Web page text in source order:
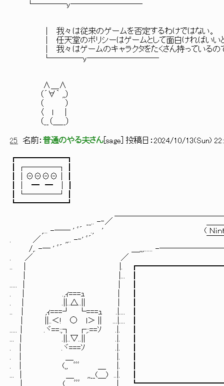
└────y─────────
│ 我々は従来のゲームを否定するわけではない。
│ 任天堂のポリシーはゲームとして面白ければいいと
│ 我々はゲームのキャラクタをたくさん持っているので
└────y─────────
∧＿∧
（´∀｀ ,,）
（ ）
〈 ｌ ｜
（__（＿__）
25 名前： 普通のやる夫さん sage ] 投稿日： 2024/10/13(Sun)
┏━━━━━━┓
┃┌────┐┃
┃│ΘΘΘΘ│┃
┃│ ━ ━ │┃
┃└────┘┃
┗━━━━━━┛
__.. -‐／ ＿＿＿
,... -── ' ﾞ´ ., ' ( Ｎｉｎｔｅ
. ／ ,,.. -‐' ﾞ´ ￣￣
/,. -─ ' ﾞ´ ＿,,,...... -
. ／ ／ ＼ ○
.. | |.
. | .,ｨ
. | .||..△..|| |
.. │ ,ｨ===┘ └===
| ||..＜! ○ l＞ || ...|.... ┃
.....│ .ヾ==:;┐
... | .||..▽..|| .|.
. | .ヾ===ｿ
. | (,, ﾞﾞﾞ ＿ |. ┃ ┃
... | ＿ ,,__(＿) ..|. ┃
.....│ (,, ﾞﾞﾞ ＿ |.